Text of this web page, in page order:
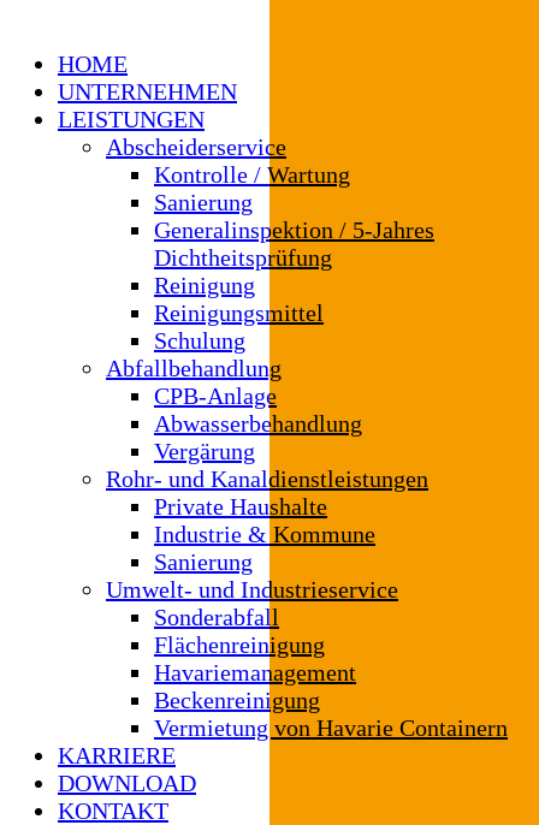
HOME
UNTERNEHMEN
LEISTUNGEN
Abscheiderservice
Kontrolle / Wartung
Sanierung
Generalinspektion / 5-Jahres
Dichtheitsprüfung
Reinigung
Reinigungsmittel
Schulung
Abfallbehandlung
CPB-Anlage
Abwasserbehandlung
Vergärung
Rohr- und Kanaldienstleistungen
Private Haushalte
Industrie & Kommune
Sanierung
Umwelt- und Industrieservice
Sonderabfall
Flächenreinigung
Havariemanagement
Beckenreinigung
Vermietung von Havarie Containern
KARRIERE
DOWNLOAD
KONTAKT